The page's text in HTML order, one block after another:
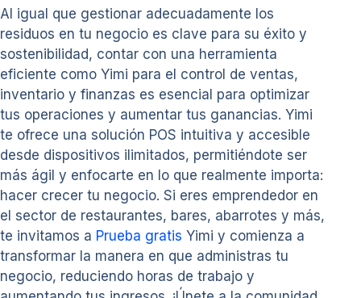
Al igual que gestionar adecuadamente los
residuos en tu negocio es clave para su éxito y
sostenibilidad, contar con una herramienta
eficiente como Yimi para el control de ventas,
inventario y finanzas es esencial para optimizar
tus operaciones y aumentar tus ganancias. Yimi
te ofrece una solución POS intuitiva y accesible
desde dispositivos ilimitados, permitiéndote ser
más ágil y enfocarte en lo que realmente importa:
hacer crecer tu negocio. Si eres emprendedor en
el sector de restaurantes, bares, abarrotes y más,
te invitamos a Prueba gratis Yimi y comienza a
transformar la manera en que administras tu
negocio, reduciendo horas de trabajo y